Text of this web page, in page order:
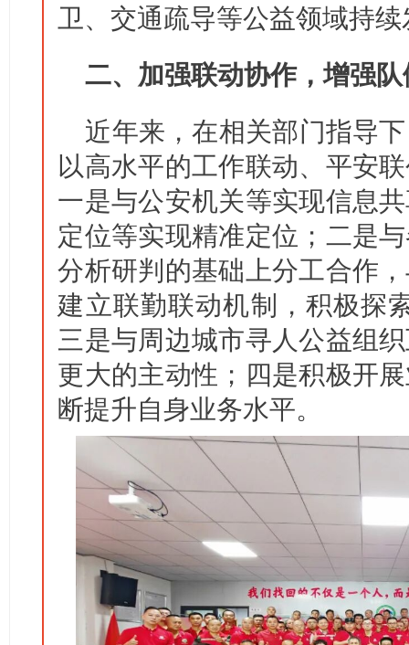
卫、交通疏导等公益领域持
二、加强联动协作，增强
近年来，在相关部门指导
以高水平的工作联动、平安
一是与公安机关等实现信息
定位等实现精准定位；二是
分析研判的基础上分工合作
建立联勤联动机制，积极探
三是与周边城市寻人公益组
更大的主动性；四是积极开
断提升自身业务水平。